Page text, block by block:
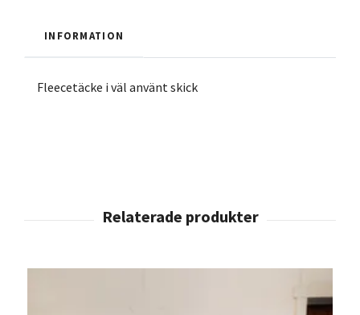
INFORMATION
Fleecetäcke i väl använt skick